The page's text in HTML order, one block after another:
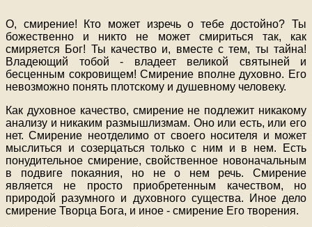
О, смирение! Кто может изречь о тебе достойно? Ты
божественно и никто не может смириться так, как
смиряется Бог! Ты качество и, вместе с тем, ты тайна!
Владеющий тобой - владеет великой святыней и
бесценным сокровищем! Смирение вполне духовно. Его
невозможно понять плотскому и душевному человеку.
Как духовное качество, смирение не подлежит никакому
анализу и никаким размышлизмам. Оно или есть, или его
нет. Смирение неотделимо от своего носителя и может
мыслиться и созерцаться только с ним и в нем. Есть
понудительное смирение, свойственное новоначальным
в подвиге покаяния, но не о нем речь. Смирение
является не просто приобретенным качеством, но
природой разумного и духовного существа. Иное дело
смирение Творца Бога, и иное - смирение Его творения.